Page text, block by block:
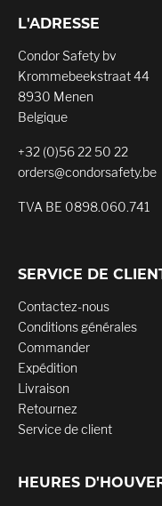
L'ADRESSE
Condor Safety bv
Krommebeekstraat 44
8930 Menen
Belgique
+32 (0)56 22 50 22
orders@condorsafety.be
TVA BE 0898.060.741
SERVICE DE
Contactez-nous
Conditions générales
Commander
Expédition
Livraison
Retournez
Service de client
HEURES